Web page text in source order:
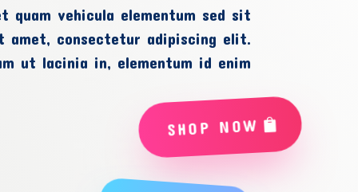
quam vehicula elementum sed sit
amet, consectetur adipiscing elit.
ut lacinia in, elementum id enim
SHOP NOW